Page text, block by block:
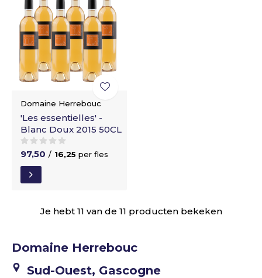
Domaine Herrebouc
'Les essentielles' -
Blanc Doux 2015 50CL
97,50 / 16,25 per fles
Je hebt 11 van de 11 producten bekeken
Domaine Herrebouc
Sud-Ouest, Gascogne